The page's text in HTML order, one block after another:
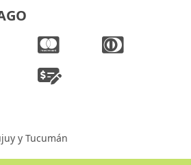
y Tucumán